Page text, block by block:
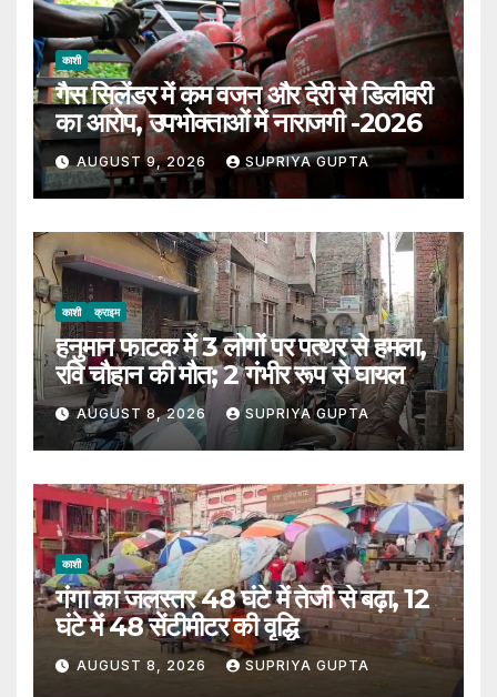
काशी
गैस सिलेंडर में कम वजन और देरी से डिलीवरी
का आरोप, उपभोक्ताओं में नाराजगी -2026
AUGUST 9, 2026 SUPRIYA GUPTA
काशी क्राइम
हनुमान फाटक में 3 लोगों पर पत्थर से हमला,
रवि चौहान की मौत; 2 गंभीर रूप से घायल
AUGUST 8, 2026 SUPRIYA GUPTA
काशी
गंगा का जलस्तर 48 घंटे में तेजी से बढ़ा, 12
घंटे में 48 सेंटीमीटर की वृद्धि
AUGUST 8, 2026 SUPRIYA GUPTA